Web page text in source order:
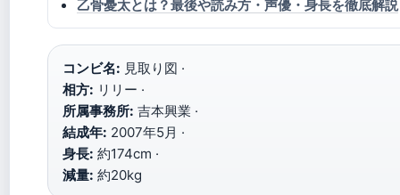
乙骨憂太とは？最後や読み方・声優・身長を徹底解説
コンビ名: 見取り図 ·
相方: リリー ·
所属事務所: 吉本興業 ·
結成年: 2007年5月 ·
身長: 約174cm ·
減量: 約20kg